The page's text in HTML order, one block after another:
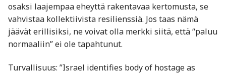
osaksi laajempaa eheyttä rakentavaa kertomusta, se
vahvistaa kollektiivista resilienssiä. Jos taas nämä
jäävät erillisiksi, ne voivat olla merkki siitä, että “paluu
normaaliin” ei ole tapahtunut.
Turvallisuus: ”Israel identifies body of hostage as